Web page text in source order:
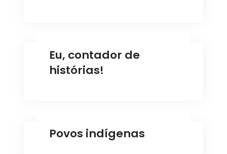
Eu, contador de
histórias!
Povos indígenas